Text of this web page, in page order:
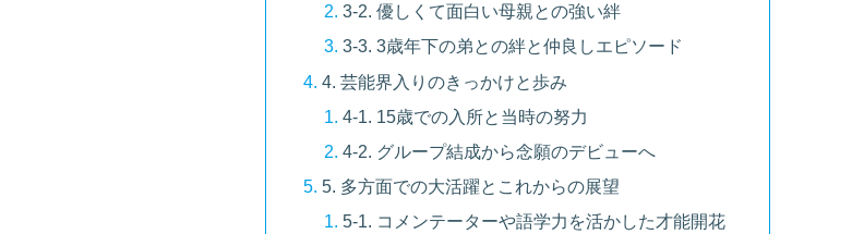
3-2. 優しくて面白い母親との強い絆
3-3. 3歳年下の弟との絆と仲良しエピソード
4. 芸能界入りのきっかけと歩み
4-1. 15歳での入所と当時の努力
4-2. グループ結成から念願のデビューへ
5. 多方面での大活躍とこれからの展望
5-1. コメンテーターや語学力を活かした才能開花